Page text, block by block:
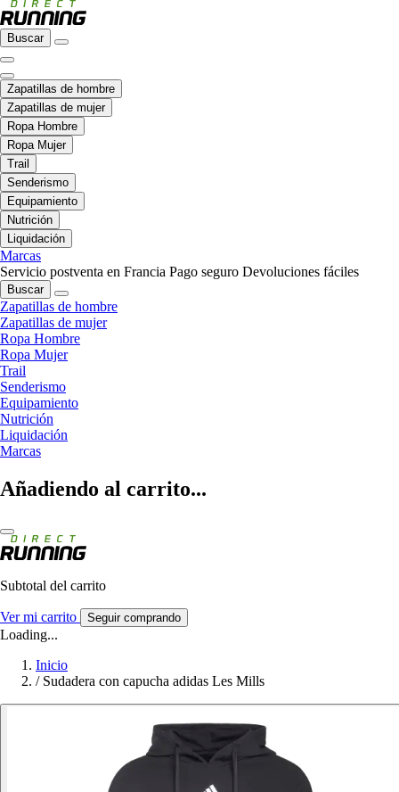
Buscar
Zapatillas de hombre
Zapatillas de mujer
Ropa Hombre
Ropa Mujer
Trail
Senderismo
Equipamiento
Nutrición
Liquidación
Marcas
Servicio postventa en Francia Pago seguro Devoluciones fáciles
Buscar
Zapatillas de hombre
Zapatillas de mujer
Ropa Hombre
Ropa Mujer
Trail
Senderismo
Equipamiento
Nutrición
Liquidación
Marcas
Añadiendo al carrito...
Subtotal del carrito
Ver mi carrito Seguir comprando
Loading...
Inicio
/ Sudadera con capucha adidas Les Mills